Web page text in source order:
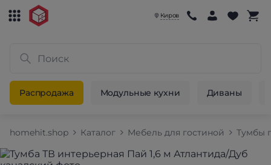
Киров
Распродажа Модульные кухни Диваны
homehit.shop Каталог Мебель для гостиной Тумбы